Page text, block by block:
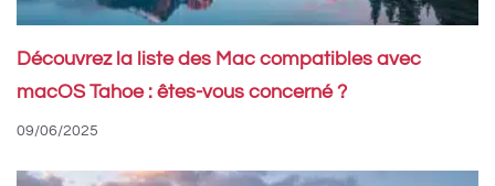
Découvrez la liste des Mac compatibles avec
macOS Tahoe : êtes-vous concerné ?
09/06/2025